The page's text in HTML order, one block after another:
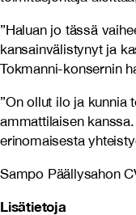
”Haluan jo tässä
kansainvälistynyt ja
Tokmanni-konsernin
”On ollut ilo ja kunnia
ammattilaisen
erinomaisesta
Sampo Päällysahon
Lisätietoja